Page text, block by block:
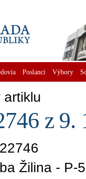
Poslanci Výbory
artiklu
z 9.
Žilina - P-